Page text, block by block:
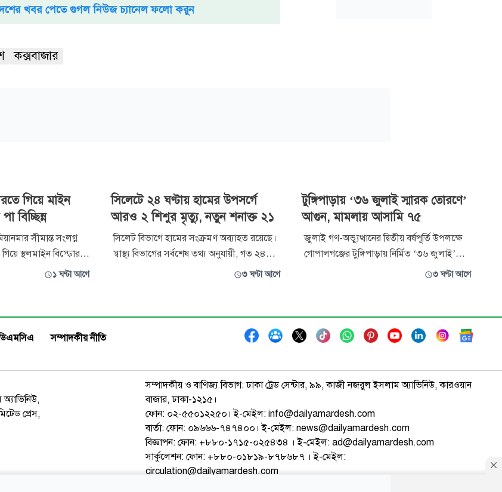
খবর পেতে গুগল নিউজ চ্যানেল ফলো করুন
কক্সবাজার
গিয়ে মাইন
বিচ্ছিন্ন
সীমান্ত সংলগ্ন
স্থলমাইন বিস্ফোরণে
জুমের ছড়ার বাসিন্দা
মিয়ার ছেলে। স্থানীয় সূত্রে জানা
১ ঘণ্টা আগে
সিলেটে ২৪ ঘণ্টায় হামের উপসর্গে
আরও ২ শিশুর মৃত্যু, নতুন শনাক্ত ২১
সিলেট বিভাগে হামের সংক্রমণ অব্যাহত রয়েছে।
স্বাস্থ্য বিভাগের সর্বশেষ তথ্য অনুযায়ী, গত ২৪
ঘণ্টায় হামের উপসর্গ নিয়ে আরও দুই শিশুর মৃত্যু
পরিচালকের কার্যালয় প্রকাশিত দৈনিক প্রতিবেদনে
৩ ঘণ্টা আগে
টুঙ্গিপাড়ায় ‘৩৬ জুলাই স্মারক তোরণে’
আগুন, মামলায় আসামি ৭৫
জুলাই গণ-অভ্যুত্থানের দ্বিতীয় বর্ষপূর্তি উপলক্ষে
গোপালগঞ্জের টুঙ্গিপাড়ায় নির্মিত ‘৩৬ জুলাই’
স্মারক তোরণে আগুন দেওয়ার ঘটনায় ৭৫ জনকে
মামলা দায়ের করেন। টুঙ্গিপাড়া থানার অফিসার
ইনচার্জ (ওসি) আইয়ুব আল
৩ ঘণ্টা আগে
সম্পাদকীয় নীতি
প্রেস,
সম্পাদকীয় ও বাণিজ্য বিভাগ: ঢাকা ট্রেড সেন্টার, ৯৯, কাজী নজরুল ইসলাম অ্যাভিনিউ, কারওয়ান
বাজার, ঢাকা-১২১৫।
ফোন: ০২-৫৫০১২২৫০। ই-মেইল: info@dailyamardesh.com
বার্তা: ফোন: ০৯৬৬৬-৭৪৭৪০০। ই-মেইল: news@dailyamardesh.com
বিজ্ঞাপন: ফোন: +৮৮০-১৭১৫-০২৫৪৩৪ । ই-মেইল: ad@dailyamardesh.com
সার্কুলেশন: ফোন: +৮৮০-০১৮১৯-৮৭৮৬৮৭ । ই-মেইল:
circulation@dailyamardesh.com